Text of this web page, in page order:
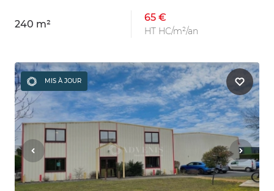
240 m²
65 €
HT HC/m²/an
MIS À JOUR